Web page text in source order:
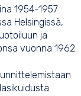
1954-1957
Helsingissä,
ja
vuonna 1962.